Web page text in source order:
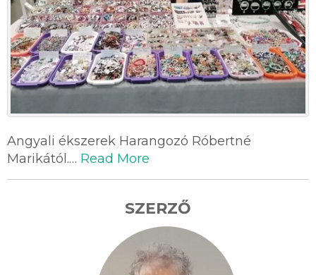
Angyali ékszerek Harangozó Róbertné
Marikától.… Read More
SZERZŐ